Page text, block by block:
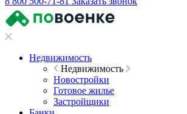
Недвижимость
Недвижимость
Новостройки
Готовое жилье
Застройщики